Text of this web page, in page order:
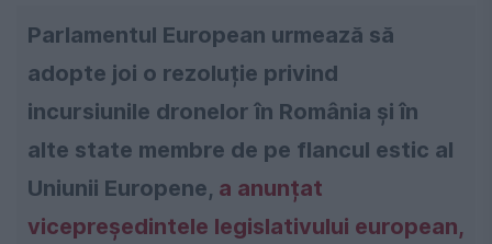
Parlamentul European urmează să
adopte joi o rezoluție privind
incursiunile dronelor în România și în
alte state membre de pe flancul estic al
Uniunii Europene, a anunțat
vicepreședintele legislativului european,